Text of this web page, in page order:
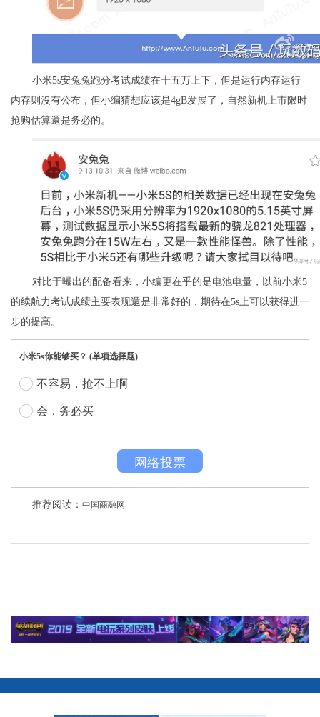
小米5s安兔兔跑分考试成绩在十五万上下，但是运行内存运行
内存则沒有公布，但小编猜想应该是4gB发展了，自然新机上市限时
抢购估算還是务必的。
对比于曝出的配备看来，小编更在乎的是电池电量，以前小米5
的续航力考试成绩主要表现還是非常好的，期待在5s上可以获得进一
步的提高。
小米5s你能够买？ (单项选择题)
不容易，抢不上啊
会，务必买
网络投票
推荐阅读： 中国商融网